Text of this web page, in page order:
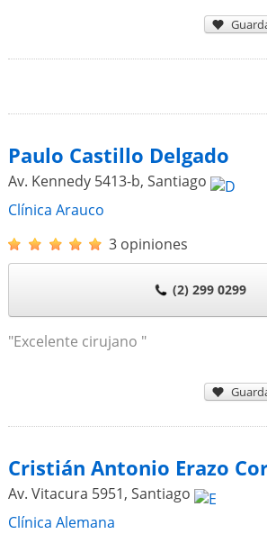
Paulo Castillo Delgado
Av. Kennedy 5413-b, Santiago
Clínica Arauco
3 opiniones
(2) 299 0299
"Excelente cirujano "
Cristián Antonio Erazo
Av. Vitacura 5951, Santiago
Clínica Alemana